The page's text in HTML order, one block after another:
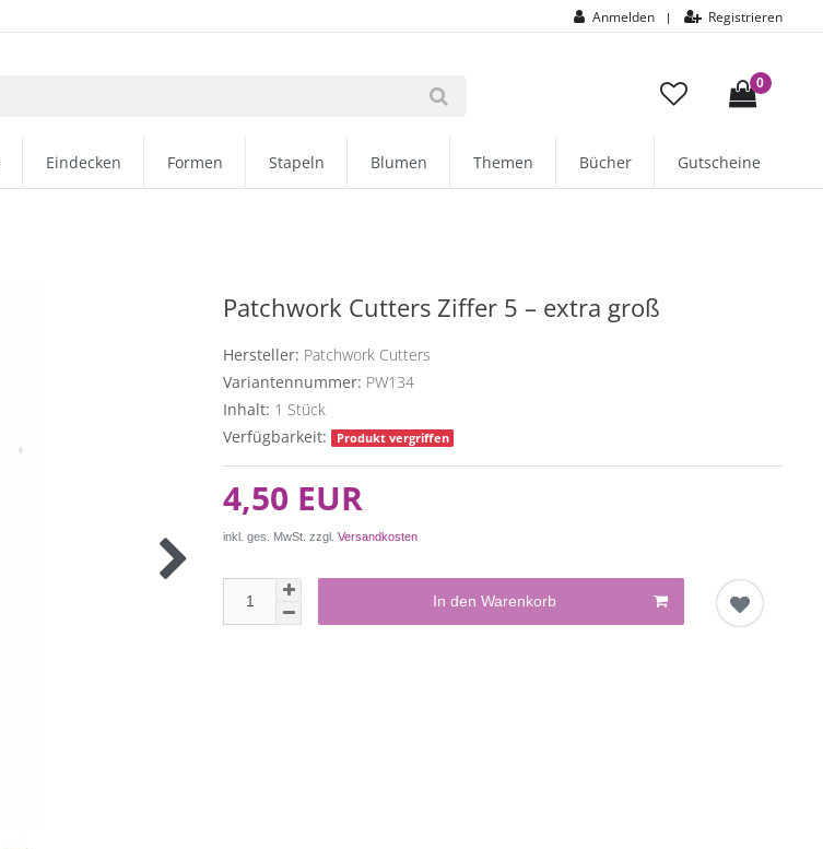
Anmelden | Registrieren
0
Eindecken Formen Stapeln Blumen Themen Bücher Gutscheine
Patchwork Cutters Ziffer 5 – extra groß
Hersteller: Patchwork Cutters
Variantennummer: PW134
Inhalt: 1 Stück
Verfügbarkeit:
Produkt vergriffen
4,50 EUR
inkl. ges. MwSt. zzgl.Versandkosten
In den Warenkorb